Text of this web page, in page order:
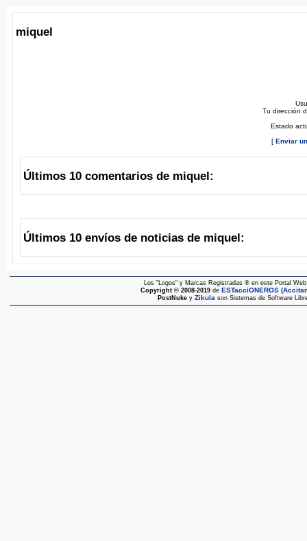
miquel
Tu dirección
Estado
[ Enviar
Últimos 10 comentarios de miquel:
Últimos 10 envíos de noticias de miquel:
Los "Logos" y Marcas Registradas ®en este Portal Web
Copyright © 2008-2019de ESTacciONEROS
PostNukey Zikulason Sistemas de Software